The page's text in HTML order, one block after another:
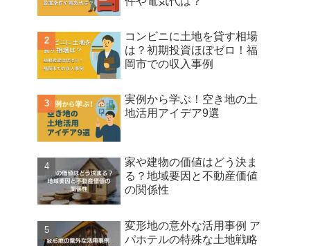
コンビニに土地を貸す相場
は？初期投資ほぼゼロ！福
岡市での収入事例
実例から学ぶ！空き地の土
地活用アイデア9選
家や建物の価値はどう決ま
る？地域要因と不動産価値
の関係性
変形地の意外な活用事例 ア
パホテルの特殊な土地戦略